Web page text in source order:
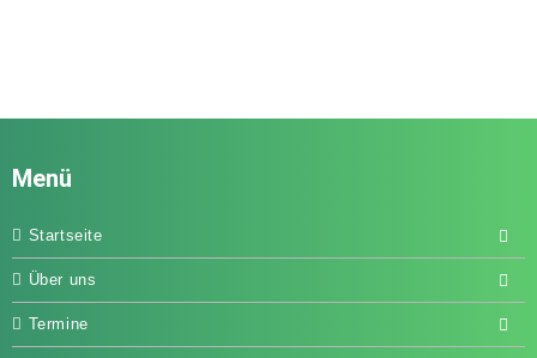
Menü
Startseite
Über uns
Termine